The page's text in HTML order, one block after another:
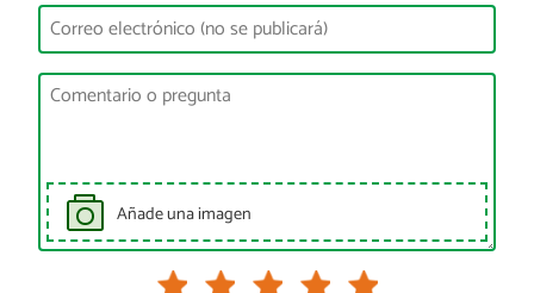
Añade una imagen